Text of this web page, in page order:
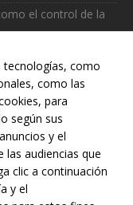
el control de la
de Derechos
como
como las
para
según sus
y el
audiencias que
clic a continuación
y el
la
que
la